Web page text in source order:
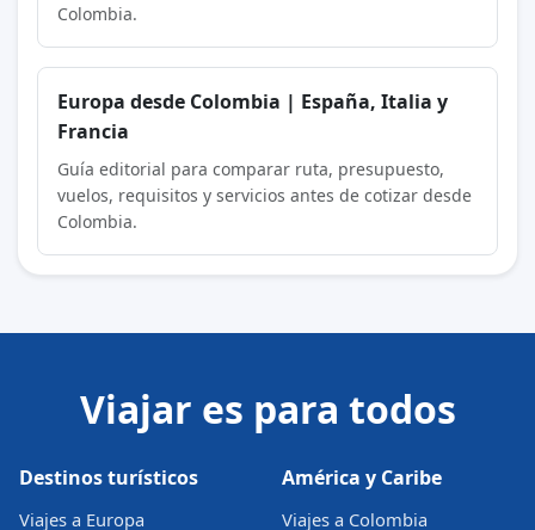
Colombia.
Europa desde Colombia | España, Italia y
Francia
Guía editorial para comparar ruta, presupuesto,
vuelos, requisitos y servicios antes de cotizar desde
Colombia.
Viajar es para todos
Destinos turísticos
Viajes a Europa
América y Caribe
Viajes a Colombia